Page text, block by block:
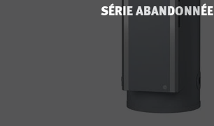
SÉRIE ABANDONNÉE